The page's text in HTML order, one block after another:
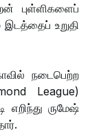
புள்ளிகளைப்
உறுதி
நடைபெற்ற
League)
எறிந்து ருமேஷ்